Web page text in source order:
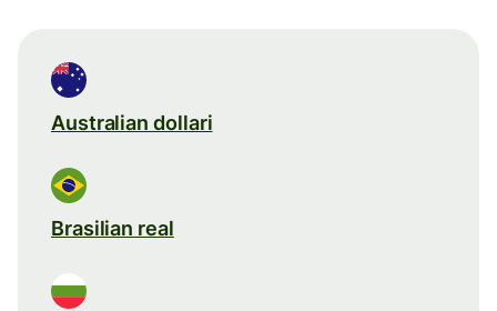
Australian dollari
Brasilian real